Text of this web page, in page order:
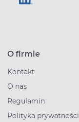
O firmie
Kontakt
O nas
Regulamin
Polityka prywatności